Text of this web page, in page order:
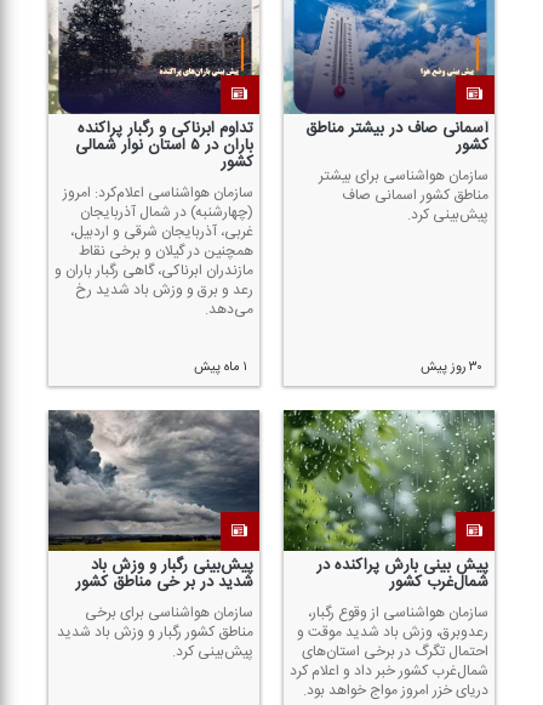
آسمانی صاف در بیشتر مناطق
كشور
سازمان هواشناسی برای بیشتر
مناطق كشور اسمانی صاف
پیش‌بینی كرد.
۳۰ روز پیش
تداوم ابرناكی و رگبار پراكنده
باران در ۵ استان نوار شمالی
كشور
سازمان هواشناسی اعلام‌كرد: امروز
(چهارشنبه) در شمال آذربایجان
غربی، آذربایجان شرقی و اردبیل،
همچنین در گیلان و برخی نقاط
مازندران ابرناكی، گاهی رگبار باران و
رعد و برق و وزش باد شدید رخ
می‌دهد.
۱ ماه پیش
پیش بینی بارش پراكنده در
شمال‌غرب كشور
سازمان هواشناسی از وقوع رگبار،
رعدوبرق، وزش باد شدید موقت و
احتمال تگرگ در برخی استان‌های
شمال‌غرب كشور خبر داد و اعلام كرد
دریای خزر امروز مواج خواهد بود.
پیش‌بینی رگبار و وزش باد
شدید در بر خی مناطق كشور
سازمان هواشناسی برای برخی
مناطق كشور رگبار و وزش باد شدید
پیش‌بینی كرد.